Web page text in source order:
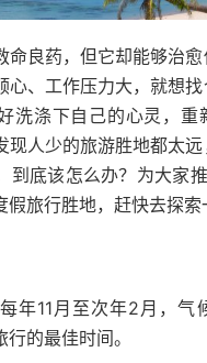
命良药，但它却能够治
心、工作压力大，就想
洗涤下自己的心灵，重
现人少的旅游胜地都太
到底该怎么办？为大家
旅行胜地，赶快去探索
年11月至次年2月，气
的最佳时间。